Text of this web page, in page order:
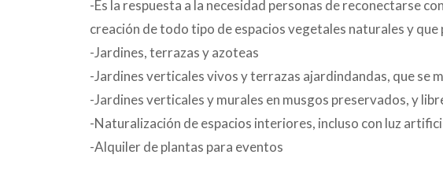
-Es la respuesta a la necesidad personas de reconectarse
creación de todo tipo de espacios vegetales naturales y que
-Jardines, terrazas y azoteas
-Jardines verticales vivos y terrazas ajardindandas, que se
-Jardines verticales y murales en musgos preservados, y
-Naturalización de espacios interiores, incluso con luz
-Alquiler de plantas para eventos